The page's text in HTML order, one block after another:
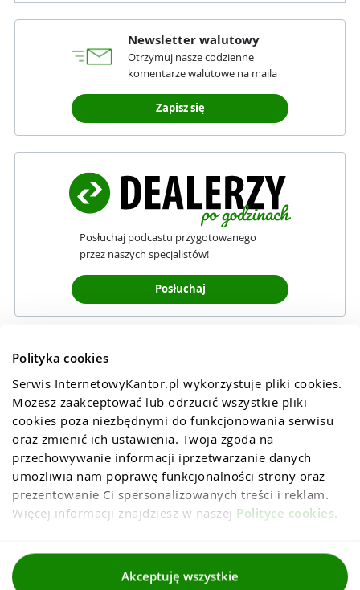
Polityka cookies
Serwis InternetowyKantor.pl wykorzystuje pliki cookies.
Możesz zaakceptować lub odrzucić wszystkie pliki
cookies poza niezbędnymi do funkcjonowania serwisu
oraz zmienić ich ustawienia. Twoja zgoda na
przechowywanie informacji iprzetwarzanie danych
umożliwia nam poprawę funkcjonalności strony oraz
prezentowanie Ci spersonalizowanych treści i reklam.
Więcej informacji znajdziesz w naszej Polityce cookies.
Akceptuję wszystkie
Newsletter walutowy
Otrzymuj nasze codzienne
komentarze walutowe na maila
Zapisz się
Posłuchaj podcastu przygotowanego
przez naszych specjalistów!
Posłuchaj
Regulaminy